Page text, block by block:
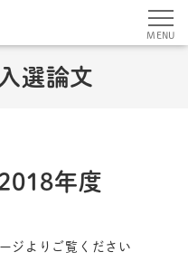
MENU
選論文
年度
ジよりご覧ください